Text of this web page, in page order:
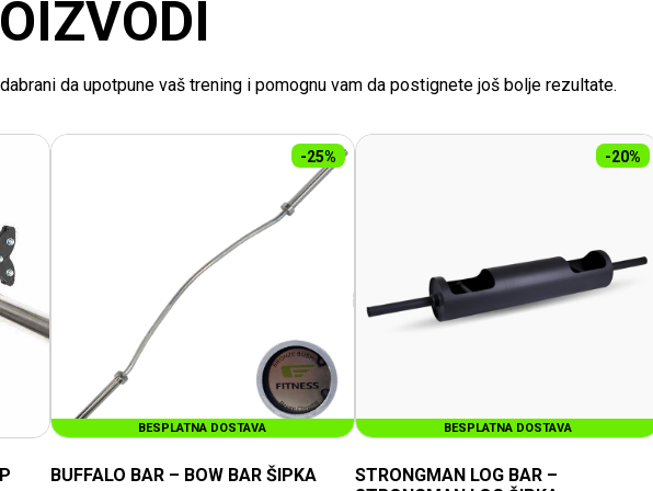
da upotpune vaš trening i pomognu vam da postignete još bolje rezultate.
POSLEDNJI KOMADI
BESPLATNA DOSTAVA
-25%
BUFFALO BAR – BOW BAR ŠIPKA
POSLEDNJI KOMADI
BESPLATNA DOSTAVA
-20%
STRONGMAN LOG BAR –